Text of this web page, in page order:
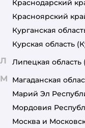
Краснодарский
Красноярский
Курганская
Курская область
Л Липецкая область
М Магаданская
Марий Эл
Мордовия
Москва и